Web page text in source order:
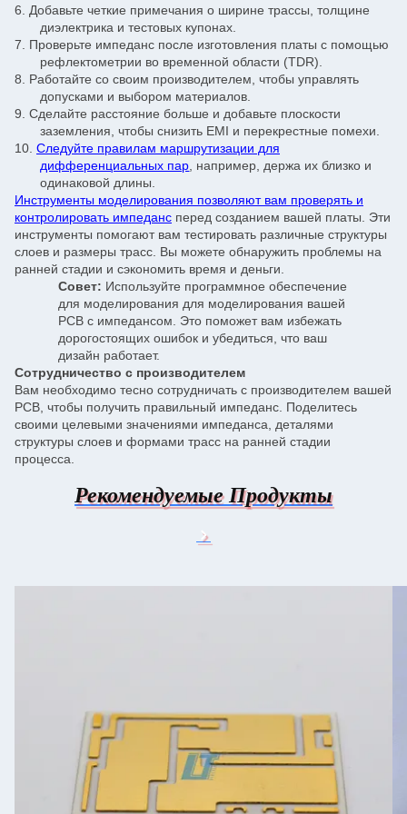
6. Добавьте четкие примечания о ширине трассы, толщине
диэлектрика и тестовых купонах.
7. Проверьте импеданс после изготовления платы с помощью
рефлектометрии во временной области (TDR).
8. Работайте со своим производителем, чтобы управлять
допусками и выбором материалов.
9. Сделайте расстояние больше и добавьте плоскости
заземления, чтобы снизить EMI и перекрестные помехи.
10. Следуйте правилам маршрутизации для
дифференциальных пар, например, держа их близко и
одинаковой длины.
Инструменты моделирования позволяют вам проверять и
контролировать импеданс перед созданием вашей платы. Эти
инструменты помогают вам тестировать различные структуры
слоев и размеры трасс. Вы можете обнаружить проблемы на
ранней стадии и сэкономить время и деньги.
Совет: Используйте программное обеспечение
для моделирования для моделирования вашей
PCB с импедансом. Это поможет вам избежать
дорогостоящих ошибок и убедиться, что ваш
дизайн работает.
Сотрудничество с производителем
Вам необходимо тесно сотрудничать с производителем вашей
PCB, чтобы получить правильный импеданс. Поделитесь
своими целевыми значениями импеданса, деталями
структуры слоев и формами трасс на ранней стадии
процесса.
Рекомендуемые Продукты